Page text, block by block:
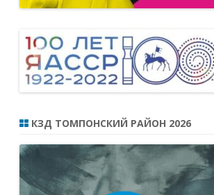
КЗД ТОМПОНСКИЙ РАЙОН 2026